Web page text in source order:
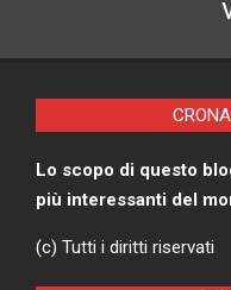
Lo scopo di questo
più interessanti del
(c) Tutti i diritti riservati